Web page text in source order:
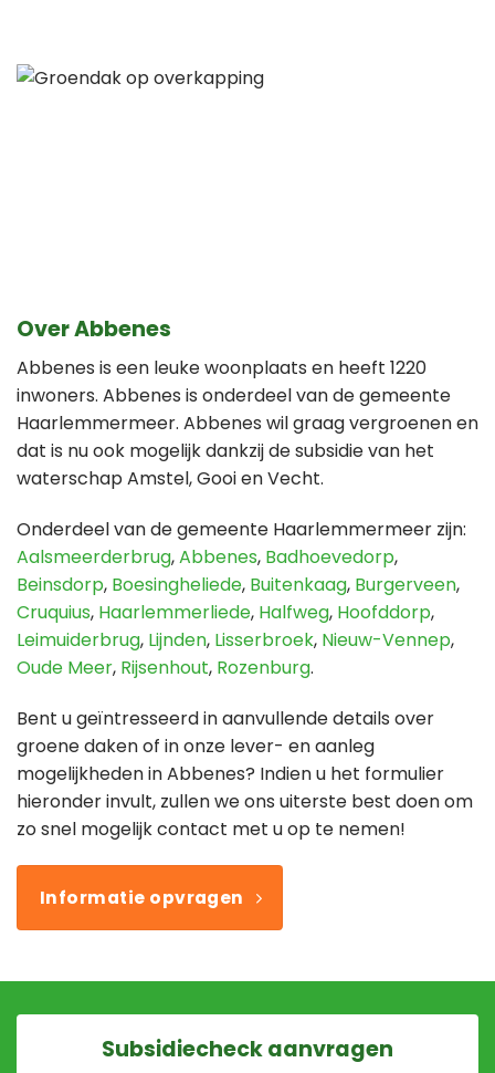
Over Abbenes
Abbenes is een leuke woonplaats en heeft 1220
inwoners. Abbenes is onderdeel van de gemeente
Haarlemmermeer. Abbenes wil graag vergroenen en
dat is nu ook mogelijk dankzij de subsidie van het
waterschap Amstel, Gooi en Vecht.
Onderdeel van de gemeente Haarlemmermeer zijn:
Aalsmeerderbrug,Abbenes, Badhoevedorp,
Beinsdorp, Boesingheliede, Buitenkaag, Burgerveen,
Cruquius, Haarlemmerliede, Halfweg, Hoofddorp,
Leimuiderbrug, Lijnden, Lisserbroek, Nieuw-Vennep,
Oude Meer, Rijsenhout, Rozenburg.
Bent u geïntresseerd in aanvullende details over
groene daken of in onze lever- en aanleg
mogelijkheden in Abbenes? Indien u het formulier
hieronder invult, zullen we ons uiterste best doen om
zo snel mogelijk contact met u op te nemen!
Informatie opvragen
Subsidiecheck aanvragen